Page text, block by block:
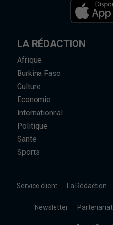
LA RÉDACTION
Afrique
Burkina Faso
Culture
Economie
Internationnal
Politique
Sante
Sports
Service client La Rédaction
Newsletter Partenariat